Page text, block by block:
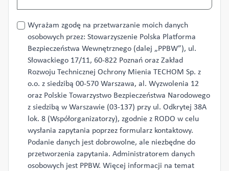
Przetwarzanie
danych
Wyrażam zgodę na przetwarzanie moich danych
osobowych przez: Stowarzyszenie Polska Platforma
Bezpieczeństwa Wewnętrznego (dalej „PPBW”), ul.
Słowackiego 17/11, 60-822 Poznań oraz Zakład
Rozwoju Technicznej Ochrony Mienia TECHOM Sp. z
o.o. z siedzibą 00-570 Warszawa, al. Wyzwolenia 12
oraz Polskie Towarzystwo Bezpieczeństwa Narodowego
z siedzibą w Warszawie (03-137) przy ul. Odkrytej 38A
lok. 8 (Współorganizatorzy), zgodnie z RODO w celu
wysłania zapytania poprzez formularz kontaktowy.
Podanie danych jest dobrowolne, ale niezbędne do
przetworzenia zapytania. Administratorem danych
osobowych jest PPBW. Więcej informacji na temat